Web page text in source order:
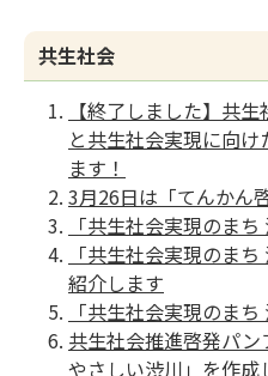
共生社会
【終了しました】共
と共生社会実現に向
ます！
3月26日は「てんかん
「共生社会実現のまち
「共生社会実現のま
紹介します
「共生社会実現のま
共生社会推進啓発パ
やさしい渋川」を作成